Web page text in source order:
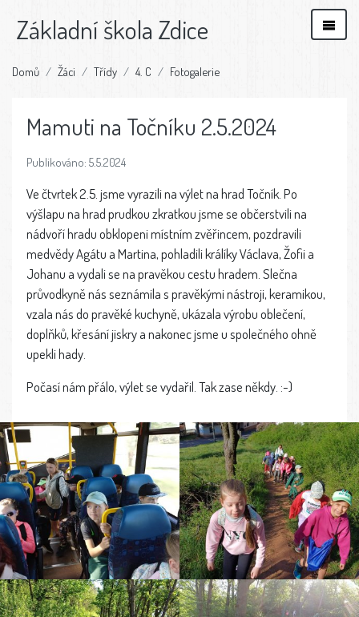
Základní škola Zdice
Domů Žáci Třídy 4. C Fotogalerie
Mamuti na Točníku 2.5.2024
Publikováno: 5.5.2024
Ve čtvrtek 2.5. jsme vyrazili na výlet na hrad Točník. Po
výšlapu na hrad prudkou zkratkou jsme se občerstvili na
nádvoří hradu obklopeni místním zvěřincem, pozdravili
medvědy Agátu a Martina, pohladili králíky Václava, Žofii a
Johanu a vydali se na pravěkou cestu hradem. Slečna
průvodkyně nás seznámila s pravěkými nástroji, keramikou,
vzala nás do pravěké kuchyně, ukázala výrobu oblečení,
doplňků, křesání jiskry a nakonec jsme u společného ohně
upekli hady.
Počasí nám přálo, výlet se vydařil. Tak zase někdy. :-)